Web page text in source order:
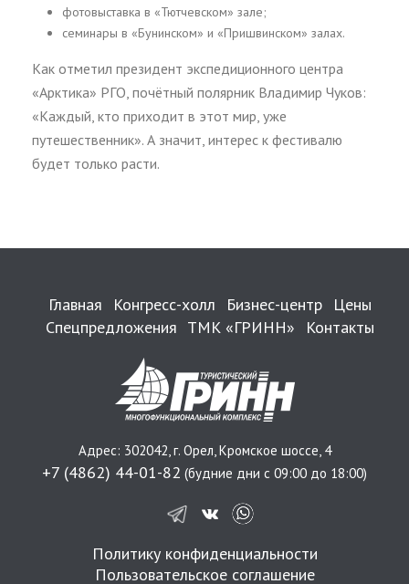
фотовыставка в «Тютчевском» зале;
семинары в «Бунинском» и «Пришвинском» залах.
Как отметил президент экспедиционного центра
«Арктика» РГО, почётный полярник Владимир Чуков:
«Каждый, кто приходит в этот мир, уже
путешественник». А значит, интерес к фестивалю
будет только расти.
Главная Конгресс-холл Бизнес-центр
Цены
Спецпредложения ТМК «ГРИНН» Контакты
Адрес: 302042, г. Орел, Кромское шоссе, 4
+7 (4862) 44-01-82 (будние дни с 09:00 до 18:00)
Политику конфиденциальности
Пользовательское соглашение